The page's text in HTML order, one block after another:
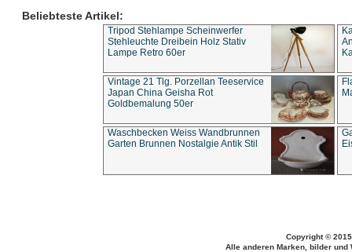
Beliebteste Artikel:
Tripod Stehlampe Scheinwerfer
Stehleuchte Dreibein Holz Stativ
Lampe Retro 60er
Vintage 21 Tlg. Porzellan Teeservice
Japan China Geisha Rot
Goldbemalung 50er
Waschbecken Weiss Wandbrunnen
Garten Brunnen Nostalgie Antik Stil
Copyright ©
Alle anderen Marken, bilder und